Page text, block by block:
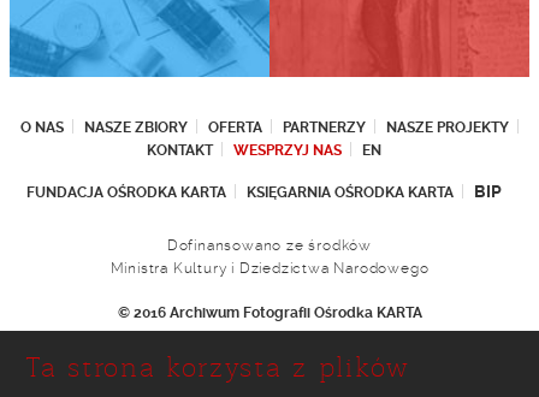
O NAS NASZE ZBIORY OFERTA PARTNERZY
NASZE PROJEKTY
KONTAKT
WESPRZYJ NAS EN
FUNDACJA OŚRODKA KARTA KSIĘGARNIA OŚRODKA KARTA BIP
Dofinansowano ze środków
Ministra Kultury i Dziedzictwa Narodowego
© 2016 Archiwum Fotografii Ośrodka KARTA
Ul. Narbutta 29
Ta strona korzysta z plików